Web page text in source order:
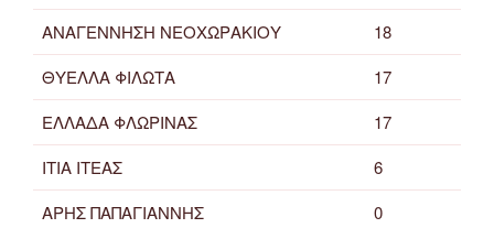
ΑΝΑΓΕΝΝΗΣΗ ΝΕΟΧΩΡΑΚΙΟΥ
18
ΘΥΕΛΛΑ ΦΙΛΩΤΑ
17
ΕΛΛΑΔΑ ΦΛΩΡΙΝΑΣ
17
ΙΤΙΑ ΙΤΕΑΣ
6
ΑΡΗΣ ΠΑΠΑΓΙΑΝΝΗΣ
0